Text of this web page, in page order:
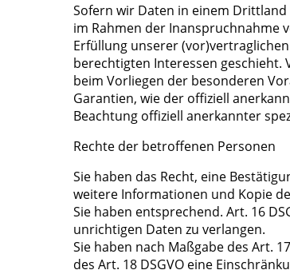
Sofern wir Daten in einem
im Rahmen der Inanspruchnahme
Erfüllung unserer
berechtigten Interessen
beim Vorliegen der besonderen
Garantien, wie der offiziell
Beachtung offiziell anerkannter
Rechte der betroffenen Personen
Sie haben das Recht, eine
weitere Informationen und Kopie
Sie haben entsprechend. Art. 16
unrichtigen Daten zu verlangen.
Sie haben nach Maßgabe des Art.
des Art. 18 DSGVO eine